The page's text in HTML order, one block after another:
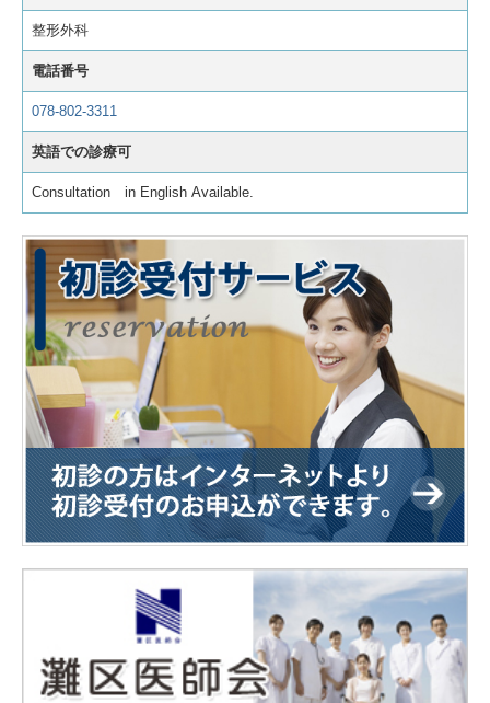
整形外科
電話番号
078-802-3311
英語での診療可
Consultation in English Available.